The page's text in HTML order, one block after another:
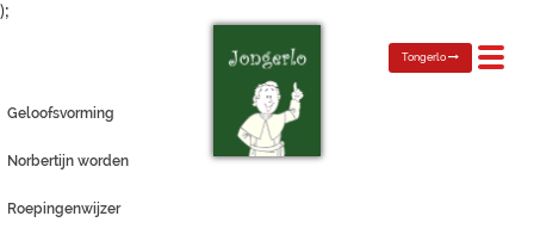
);
Toggle
Tongerlo
Geloofsvorming
Norbertijn worden
Roepingenwijzer